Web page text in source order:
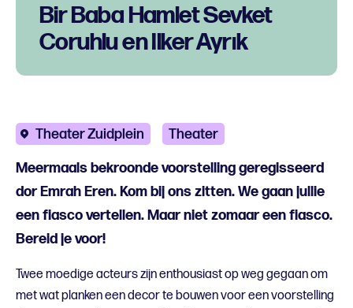
Bir Baba Hamlet Sevket
Coruhlu en Ilker Ayrık
Theater Zuidplein Theater
Meermaals bekroonde voorstelling geregisseerd
dor Emrah Eren. Kom bij ons zitten. We gaan jullie
een fiasco vertellen. Maar niet zomaar een fiasco.
Bereid je voor!
Twee moedige acteurs zijn enthousiast op weg gegaan om
met wat planken een decor te bouwen voor een voorstelling